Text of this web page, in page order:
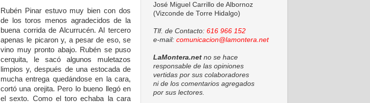
Rubén Pinar estuvo muy bien con dos
de los toros menos agradecidos de la
buena corrida de Alcurrucén. Al tercero
apenas le picaron y, a pesar de eso, se
vino muy pronto abajo. Rubén se puso
cerquita, le sacó algunos muletazos
limpios y, después de una estocada de
mucha entrega quedándose en la cara,
cortó una orejita. Pero lo bueno llegó en
el sexto. Como el toro echaba la cara
José Miguel Carrillo de Albornoz
(Vizconde de Torre Hidalgo)
Tlf. de Contacto: 616 966 152
e-mail: comunicacion@lamontera.net
LaMontera.net no se hace
responsable de las opiniones
vertidas por sus colaboradores
ni de los comentarios agregados
por sus lectores.